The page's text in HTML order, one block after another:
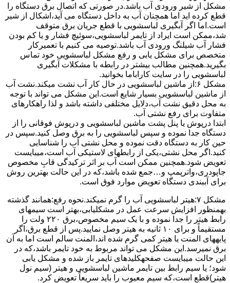
مشکل از شیر ورودی آب باشد.در صورتی که اتصال برق دستگاه را
قطع کرده اید اما همچنان آب به داخل دستگاه می آید،اشکال از شیر
است.اما اگر آبگیری لباسشویی با قطع جریان برق متوقف
شد،ممکن است ایراد از تایمر لباسشویی،سوئیچ فشار و یا کم بودن
فشار آب شیلنگ ورودی آب باشد.توصیه می کنیم با تعمیرکار
متخصص برای مشکل یابی و رفع مشکل لباسشویی خود تماس
بگیرید.همچنین مطالب بیشتر در رابطه با مشکلات آبگیری
لباسشویی را در سایت کاراباما بخوانید.
مشکل ۶:از ﻣﺎﺷﯿﻦ لباسشویی در ﺣﺎل ﮐﺎر آب ﻧﺸﺖ میکند.نشت آب
از ماشین لباسشویی بسیار شایع است.این مشکل می تواند با توجه
به محل دقیق نشت آب،دلایل مختلفی داشته باشد و لذا راهکارهای
متفاوت برای رفع نشتی آب.
ابتدا درپوش یا پنل ﭘﺸﺖ ﻣﺎﺷﯿﻦ لباسشویی و درپوش ﻓﻮﻗﺎﻧﯽ را از
دستگاه ﺟﺪا ﻧﻤﻮده و ﺳﭙﺲ لباسشویی را ﺑﻪ ﺑﺮق وصل ﮐﻨﯿﺪ.سپس در
حین کار به دستگاه دقت نموده و ﻣﺤﻞ نشتی آب را ﺷﻨﺎﺳﺎﯾﯽ
کنید.اﮔﺮ ﻣﺤﻞ نشتی،ﯾﮑﯽ از رابطهای ﻻﺳﺘﯿﮑﯽ آب اﺳﺖ،میبایست
ﺗﻌﻮﯾﺾ شود.همچنین ﻣﻤﮑﻦ اﺳﺖ آب بر اثر ﺗﺮﮐﯿﺪﮔﯽ قابِ ﻣﺨﺼﻮص
ﺟﺎﭘﻮدری،واترپمپ و…جمع شده ﺑﺎﺷﺪ،ﮐﻪ در این حالت بهترین روش
برای آببندی دستگاه ﺗﻌﻮﯾﺾ ﻣﻮارد ﻓﻮق اﺳﺖ.
مشکل ۷:ﻫﯿﺘﺮ لباسشویی آب را ﮔﺮم نمیکند.نحوه رﻓﻊ:ﻫﻤﺎﻧﻨﺪ ﮔﺬﺷﺘﻪ
بهمنظور اﻓﺰاﯾﺶ ﺳﺮﻋﺖ ﻋﻤﻞ در مشکلیابی،بهتر است سیمهای
راﺑﻂ ﻫﯿﺘﺮ را ﺟﺪا ﻧﻤﻮده و ﺑﺎ ﯾﮏ ﺳﯿﻢ ﻣﺨﺼﻮص،برق ۲۲۰ ولت را
مستقیماً و برای ۱۰ ﺛﺎﻧﯿﻪ ﺑﻪ ﻫﯿﺘﺮ وصل نمایید.ﭘﺲ از ﻗﻄﻊ ﺑﺮق،اﮔﺮ
پایههای اﻟﻤﻨﺖ یا هیتر کمی ﮔﺮم ﺷﺪه اند،اﻟﻤﻨﺖ ﺳﺎﻟﻢ است اما ﺑﻪ آن
ﺑﺮق نمیرسد.اﯾﻦ ﻣﺸﮑﻞ می تواند مربوط به ﺧﻮد ﺗﺎﯾﻤﺮ باشد،ﮐﻪ در
این حالت میبایست صفحهکلیدهای ﺗﺎﯾﻤﺮ باز شده و مشکل یابی
شود؛ ﯾﺎ ﺳﯿﻢ راﺑﻂ ﺑﯿﻦ ﺗﺎﯾﻤﺮ ماشین لباسشویی و ﻫﯿﺘﺮ (سیم ﻧﻮل
ﻫﯿﺘﺮ)ﻗﻄﻊ اﺳﺖ،ﮐﻪ ﺳﯿﻢ ﻣﻌﯿﻮب را ﺑﺎﯾﺪ سریعاً ﺗﻌﻮﯾﺾ کرد.